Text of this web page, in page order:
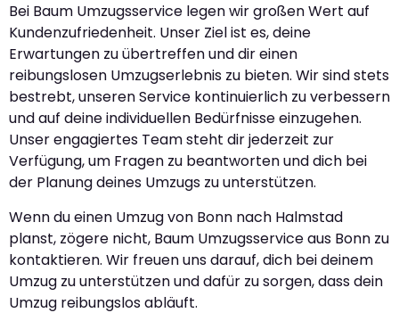
Bei Baum Umzugsservice legen wir großen Wert auf
Kundenzufriedenheit. Unser Ziel ist es, deine
Erwartungen zu übertreffen und dir einen
reibungslosen Umzugserlebnis zu bieten. Wir sind stets
bestrebt, unseren Service kontinuierlich zu verbessern
und auf deine individuellen Bedürfnisse einzugehen.
Unser engagiertes Team steht dir jederzeit zur
Verfügung, um Fragen zu beantworten und dich bei
der Planung deines Umzugs zu unterstützen.
Wenn du einen Umzug von Bonn nach Halmstad
planst, zögere nicht, Baum Umzugsservice aus Bonn zu
kontaktieren. Wir freuen uns darauf, dich bei deinem
Umzug zu unterstützen und dafür zu sorgen, dass dein
Umzug reibungslos abläuft.